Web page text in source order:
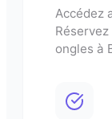
Accédez
ongles à